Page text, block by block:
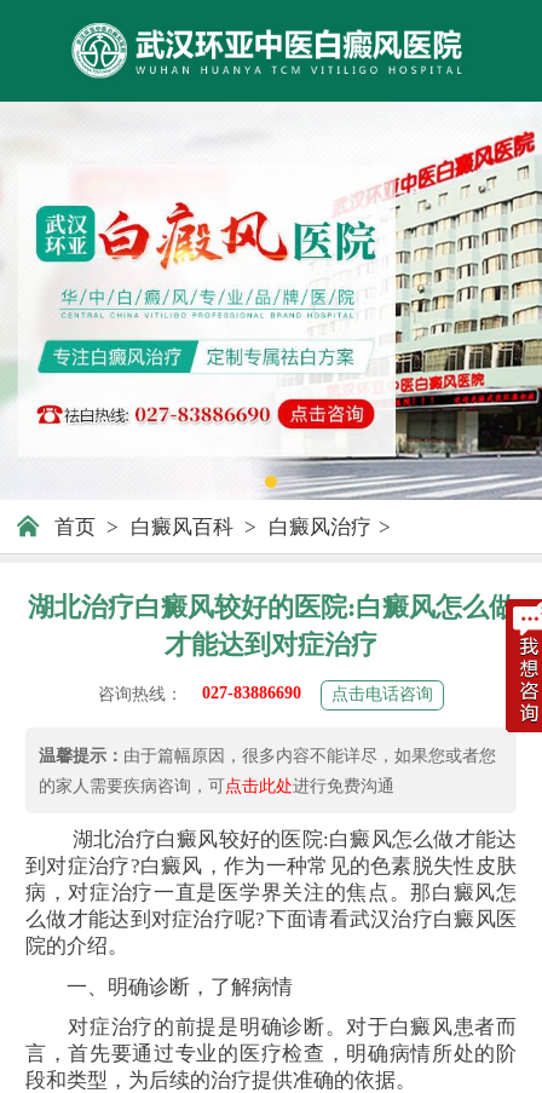
首页 > 白癜风百科 > 白癜风治疗 >
湖北治疗白癜风较好的医院:白癜风怎么做
才能达到对症治疗
咨询热线： 027-83886690 点击电话咨询
温馨提示： 由于篇幅原因，很多内容不能详尽，如果您或者您
的家人需要疾病咨询，可点击此处进行免费沟通
湖北治疗白癜风较好的医院:白癜风怎么做才能达
到对症治疗?白癜风，作为一种常见的色素脱失性皮肤
病，对症治疗一直是医学界关注的焦点。那白癜风怎
么做才能达到对症治疗呢?下面请看武汉治疗白癜风医
院的介绍。
一、明确诊断，了解病情
对症治疗的前提是明确诊断。对于白癜风患者而
言，首先要通过专业的医疗检查，明确病情所处的阶
段和类型，为后续的治疗提供准确的依据。